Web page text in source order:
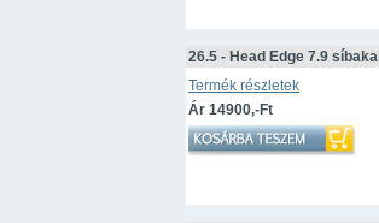
26.5 - Head Edge 7.9
Termék részletek
Ár 14900,-Ft